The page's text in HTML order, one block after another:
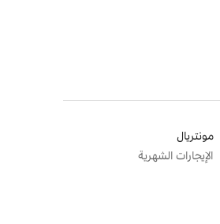
مونتريال
الإيجارات الشهرية